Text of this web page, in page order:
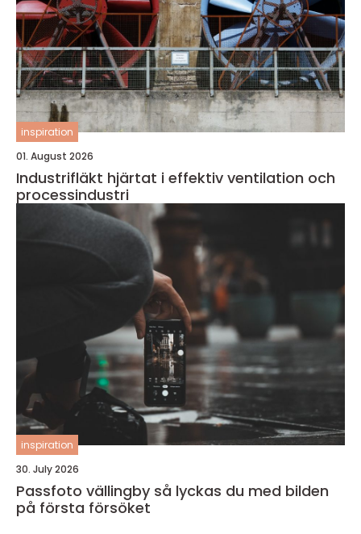
inspiration
01. August 2026
Industrifläkt hjärtat i effektiv ventilation och
processindustri
inspiration
30. July 2026
Passfoto vällingby så lyckas du med bilden
på första försöket